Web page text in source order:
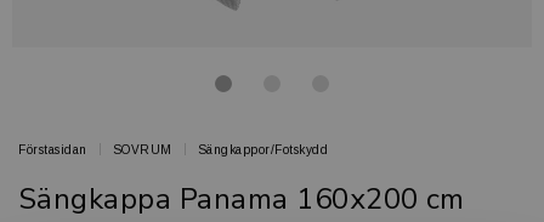
Förstasidan SOVRUM Sängkappor/Fotskydd
Sängkappa Panama 160x200 cm